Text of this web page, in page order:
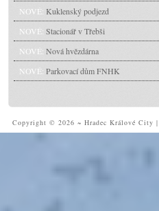
NOVÉ: Kuklenský podjezd
NOVÉ: Stacionář v Třebši
NOVÉ: Nová hvězdárna
NOVÉ: Parkovací dům FNHK
Copyright © 2026 ~ Hradec Králové City |